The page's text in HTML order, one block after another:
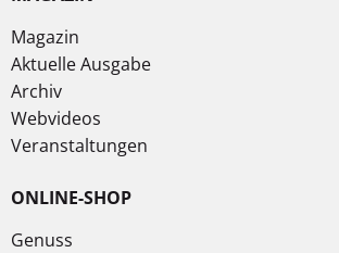
Magazin
Aktuelle Ausgabe
Archiv
Webvideos
Veranstaltungen
ONLINE-SHOP
Genuss